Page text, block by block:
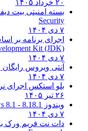
۲۰ خرداد ۱۴۰۵
بسته امنیتی بیت
Security
۷ دی ۱۴۰۴
اجرای برنامه بر
Kit (JDK)
۷ دی ۱۴۰۴
آنتی ویروس رایگان
۷ دی ۱۴۰۴
بلو استکس اجرای
۲۶ تیر ۱۴۰۵
ویندوز 8.1
8.1 - Microsoft Windows 8.1
۷ دی ۱۴۰۴
دات نت فریم ورک